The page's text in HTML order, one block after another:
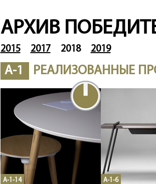
АРХИВ
2015 2017 2018 2019
A-1 РЕАЛИЗОВАННЫЕ
A-1-14 A-1-6